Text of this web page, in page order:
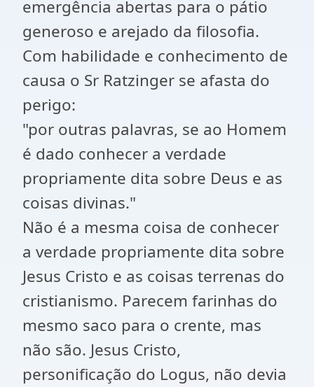
emergência abertas para o pátio
generoso e arejado da filosofia.
Com habilidade e conhecimento de
causa o Sr Ratzinger se afasta do
perigo:
"por outras palavras, se ao Homem
é dado conhecer a verdade
propriamente dita sobre Deus e as
coisas divinas."
Não é a mesma coisa de conhecer
a verdade propriamente dita sobre
Jesus Cristo e as coisas terrenas do
cristianismo. Parecem farinhas do
mesmo saco para o crente, mas
não são. Jesus Cristo,
personificação do Logus, não devia